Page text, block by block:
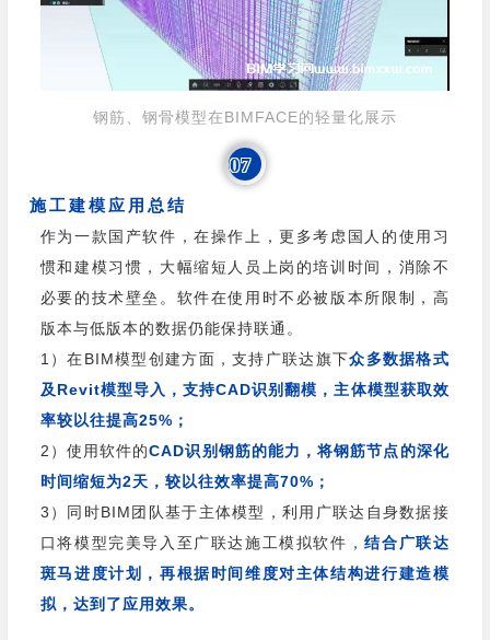
钢筋、钢骨模型在BIMFACE的轻量化展示
07
施工建模应用总结
作为一款国产软件，在操作上，更多考虑国人的使用习
惯和建模习惯，大幅缩短人员上岗的培训时间，消除不
必要的技术壁垒。软件在使用时不必被版本所限制，高
版本与低版本的数据仍能保持联通。
1）在BIM模型创建方面，支持广联达旗下众多数据格式
及Revit模型导入，支持CAD识别翻模，主体模型获取效
率较以往提高25%；
2）使用软件的CAD识别钢筋的能力，将钢筋节点的深化
时间缩短为2天，较以往效率提高70%；
3）同时BIM团队基于主体模型，利用广联达自身数据接
口将模型完美导入至广联达施工模拟软件，结合广联达
斑马进度计划，再根据时间维度对主体结构进行建造模
拟，达到了应用效果。